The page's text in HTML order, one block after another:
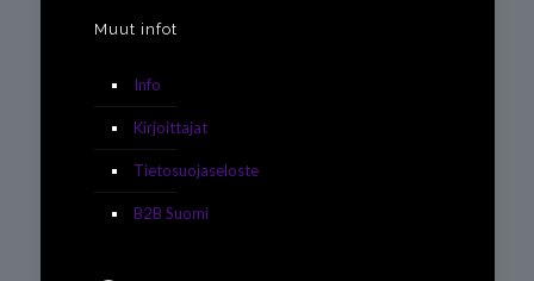
Muut infot
Info
Kirjoittajat
Tietosuojaseloste
B2B Suomi